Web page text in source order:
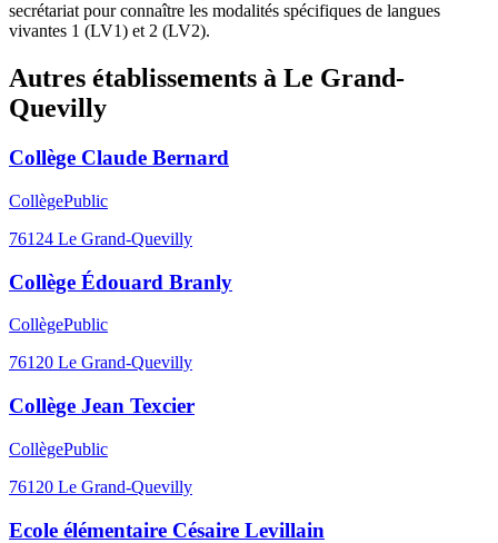
secrétariat pour connaître les modalités spécifiques de langues
vivantes 1 (LV1) et 2 (LV2).
Autres établissements à Le Grand-
Quevilly
Collège Claude Bernard
CollègePublic
76124 Le Grand-Quevilly
Collège Édouard Branly
CollègePublic
76120 Le Grand-Quevilly
Collège Jean Texcier
CollègePublic
76120 Le Grand-Quevilly
Ecole élémentaire Césaire Levillain